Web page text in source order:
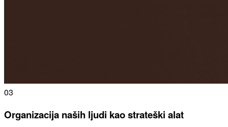
03
Organizacija naših ljudi kao strateški alat